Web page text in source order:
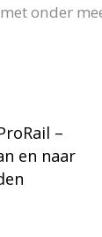
onder
–
en naar